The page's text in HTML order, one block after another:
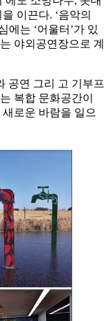
이끈다. ‘음악의
에는 ‘어울터’가 있
야외공연장으로 계
공연 그리 고 기부프
복합 문화공간이
로운 바람을 일으